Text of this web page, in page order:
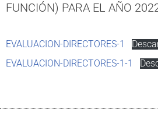
FUNCIÓN) PARA EL AÑO
EVALUACION-DIRECTORES-1
EVALUACION-DIRECTORES-1-1